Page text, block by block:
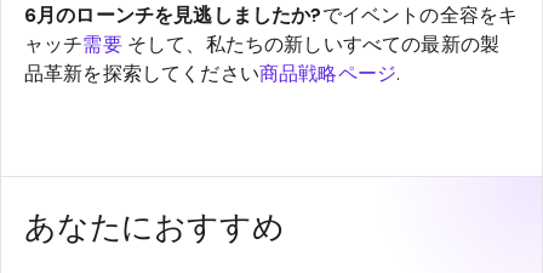
6月のローンチを見逃しましたか?でイベントの全容をキ
ャッチ需要そして、私たちの新しいすべての最新の製
品革新を探索してください商品戦略ページ.
あなたにおすすめ